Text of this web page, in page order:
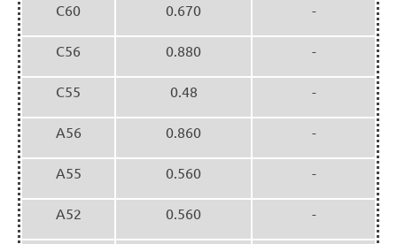
C60 0.670 -
C56 0.880 -
C55 0.48 -
A56 0.860 -
A55 0.560 -
A52 0.560 -